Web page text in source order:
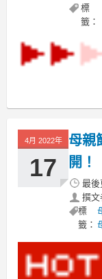
標
籤：
4月 2022年
17
母親
開！
最後
撰文
標
籤：